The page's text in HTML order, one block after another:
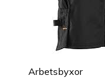
Arbetsbyxor